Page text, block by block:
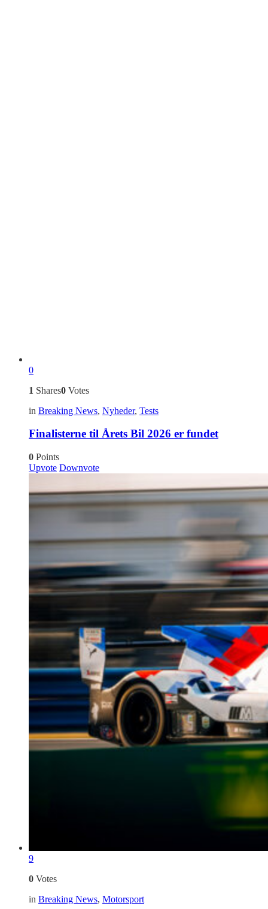
0
1 Shares0 Votes
in Breaking News, Nyheder, Tests
Finalisterne til Årets Bil 2026 er fundet
0 Points
Upvote Downvote
9
0 Votes
in Breaking News, Motorsport